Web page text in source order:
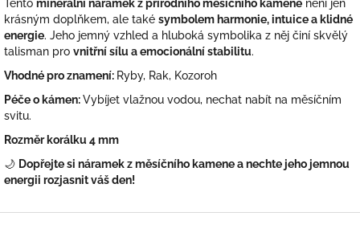
Tento minerální náramek z přírodního měsíčního kamene není jen
krásným doplňkem, ale také symbolem harmonie, intuice a klidné
energie. Jeho jemný vzhled a hluboká symbolika z něj činí skvělý
talisman pro vnitřní sílu a emocionální stabilitu.
Vhodné pro znamení: Ryby, Rak, Kozoroh
Péče o kámen:Vybíjet vlažnou vodou, nechat nabít na měsíčním
svitu.
Rozměr korálku 4 mm
🌙 Dopřejte si náramek z měsíčního kamene a nechte jeho jemnou
energii rozjasnit váš den!